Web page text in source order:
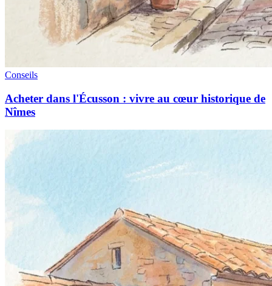
Conseils
Acheter dans l'Écusson : vivre au cœur historique de
Nîmes